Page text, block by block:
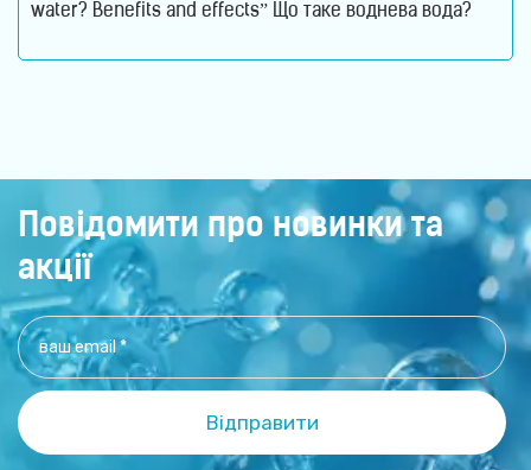
water? Benefits and effects” Що таке воднева вода?
молекулярним воднем, який є ефективним
Повідомити про новинки та
акції